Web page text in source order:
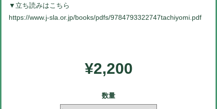
▼立ち読みはこちら
https://www.j-sla.or.jp/books/pdfs/9784793322747tachiyomi.pdf
¥2,200
数量